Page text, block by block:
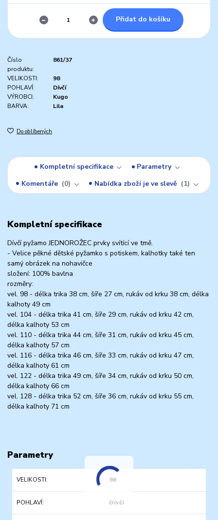
Přidat do košíku
Číslo
produktu:
861/37
VELIKOSTI:
98
POHLAVÍ:
Dívčí
VÝROBCI:
Kugo
BARVA:
Lila
Do oblíbených
Kompletní specifikace
Parametry
Komentáře
0 Nabídka zboží je ve slevě 1
Kompletní specifikace
Dívčí pyžamo JEDNOROŽEC prvky svítící ve tmě.
- Velice pěkné dětské pyžamko s potiskem, kalhotky také ten
samý obrázek na nohavičce
složení: 100% bavlna
rozměry:
vel. 98 - délka trika 38 cm, šíře 27 cm, rukáv od krku 38 cm, délka
kalhoty 49 cm
vel. 104 - délka trika 41 cm, šíře 29 cm, rukáv od krku 42 cm,
délka kalhoty 53 cm
vel. 110 - délka trika 44 cm, šíře 31 cm, rukáv od krku 45 cm,
délka kalhoty 57 cm
vel. 116 - délka trika 46 cm, šíře 33 cm, rukáv od krku 47 cm,
délka kalhoty 61 cm
vel. 122 - délka trika 49 cm, šíře 34 cm, rukáv od krku 50 cm,
délka kalhoty 66 cm
vel. 128 - délka trika 52 cm, šíře 36 cm, rukáv od krku 55 cm,
délka kalhoty 71 cm
Parametry
VELIKOSTI 98
POHLAVÍ Dívčí